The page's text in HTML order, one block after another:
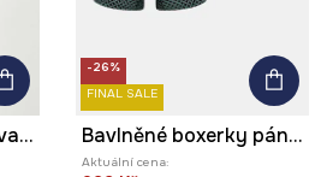
Bunda pánská prošívaná tmavomodrá barva
-26%
FINAL SALE
Bavlněné boxerky pánské s elastanem a vzorem (2-pack) více barev
Aktuální cena: